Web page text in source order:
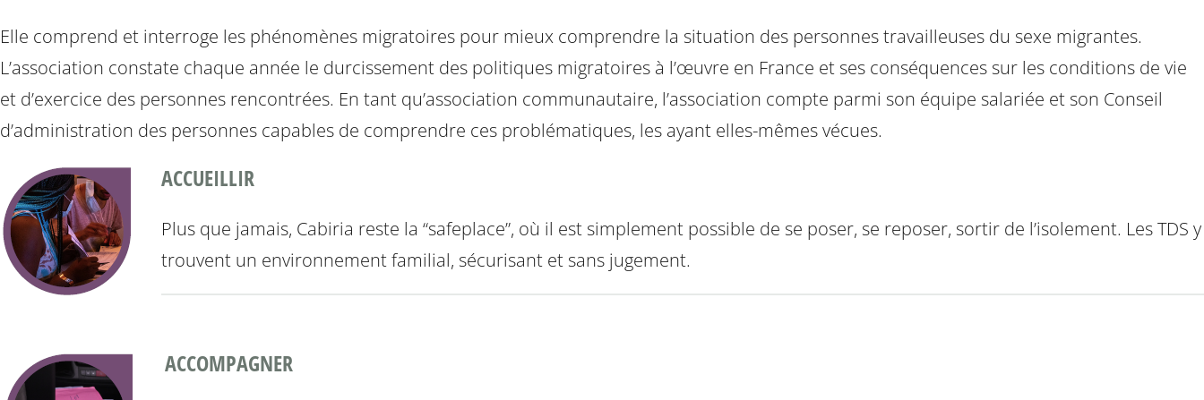
Elle comprend et interroge les phénomènes migratoires pour mieux comprendre la situation des personnes travailleuses du sexe migrantes.
L’association constate chaque année le durcissement des politiques migratoires à l’œuvre en France et ses conséquences sur les conditions de vie
et d’exercice des personnes rencontrées. En tant qu’association communautaire, l’association compte parmi son équipe salariée et son Conseil
d’administration des personnes capables de comprendre ces problématiques, les ayant elles-mêmes vécues.
ACCUEILLIR
Plus que jamais, Cabiria reste la “safeplace”, où il est simplement possible de se poser, se reposer, sortir de l’isolement. Les TDS y
trouvent un environnement familial, sécurisant et sans jugement.
ACCOMPAGNER